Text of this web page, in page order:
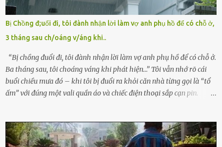
bỏ rơi. Trong khi ấy, con gái ruột của họ – Trần Lệ Mi – vẫn đang
mê man sau sinh, hoàn toàn không hay biết chuyện gì xảy ra.
Thiếu úy Nguyễn Thị Mai, một nữ cảnh sát công tác tại địa phương,
tình cờ chứng kiến giây phút bé bị đưa đi trong lặng lẽ. Nét mặt đỏ
hỏn, bàn tay bé xíu co quắp, ...
Bị Chồng đ;uổi đi, tôi đành nhận lời làm vợ anh phụ hồ để có chỗ ở,
3 tháng sau ch/oáng v/áng khi..
“Bị chồng đuổi đi, tôi đành nhận lời làm vợ anh phụ hồ để có chỗ ở.
Ba tháng sau, tôi choáng váng khi phát hiện…” Tôi vẫn nhớ rõ cái
buổi chiều mưa đó – khi tôi bị đuổi ra khỏi căn nhà từng gọi là “tổ
ấm” với đúng một vali quần áo và chiếc điện thoại sắp cạn pin.
cưới cô để có con. Không phải để nuôi một cái thân bất tài chỉ biết
khóc lóc,” anh ta gằn giọng, đẩy mạnh cánh cửa trước mặt tôi.